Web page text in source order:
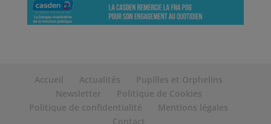
Accueil Actualités
Pupilles et Orphelins
Newsletter
Politique de Cookies
Politique de confidentialité
Mentions légales
Contact